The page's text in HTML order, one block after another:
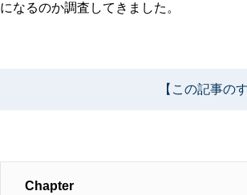
になるのか調査してきました。
【この記事の
Chapter